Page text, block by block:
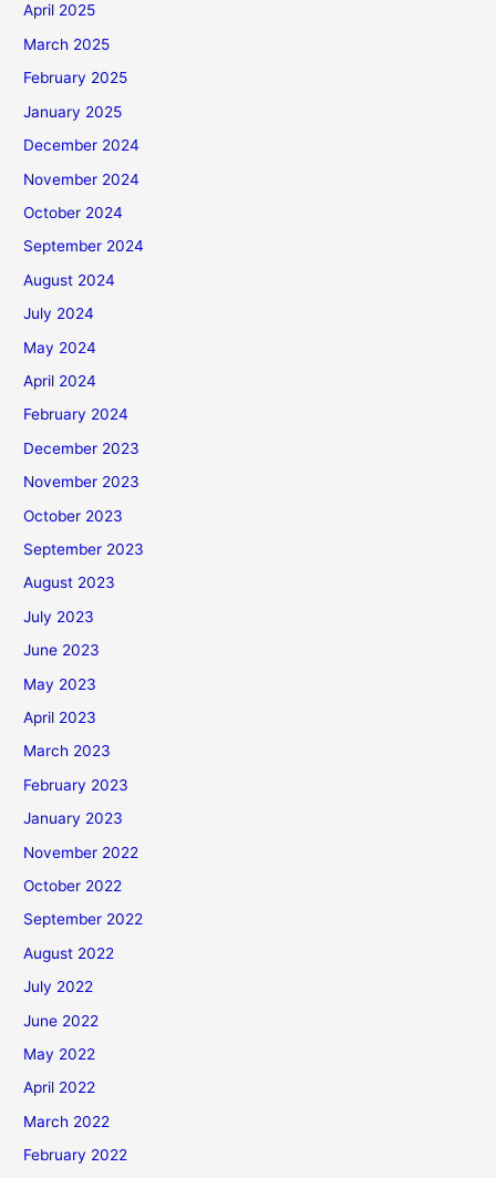
April 2025
March 2025
February 2025
January 2025
December 2024
November 2024
October 2024
September 2024
August 2024
July 2024
May 2024
April 2024
February 2024
December 2023
November 2023
October 2023
September 2023
August 2023
July 2023
June 2023
May 2023
April 2023
March 2023
February 2023
January 2023
November 2022
October 2022
September 2022
August 2022
July 2022
June 2022
May 2022
April 2022
March 2022
February 2022